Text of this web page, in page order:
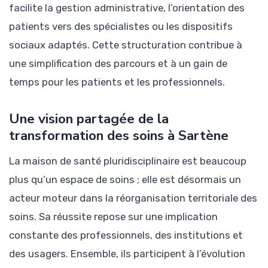
facilite la gestion administrative, l’orientation des
patients vers des spécialistes ou les dispositifs
sociaux adaptés. Cette structuration contribue à
une simplification des parcours et à un gain de
temps pour les patients et les professionnels.
Une vision partagée de la
transformation des soins à Sartène
La maison de santé pluridisciplinaire est beaucoup
plus qu’un espace de soins ; elle est désormais un
acteur moteur dans la réorganisation territoriale des
soins. Sa réussite repose sur une implication
constante des professionnels, des institutions et
des usagers. Ensemble, ils participent à l’évolution